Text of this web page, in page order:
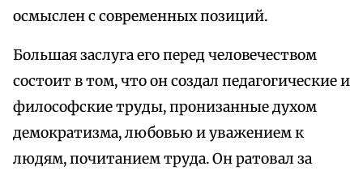
осмыслен с современных позиций.
Большая заслуга его перед человечеством
состоит в том, что он создал педагогические и
философские труды, пронизанные духом
демократизма, любовью и уважением к
людям, почитанием труда. Он ратовал за